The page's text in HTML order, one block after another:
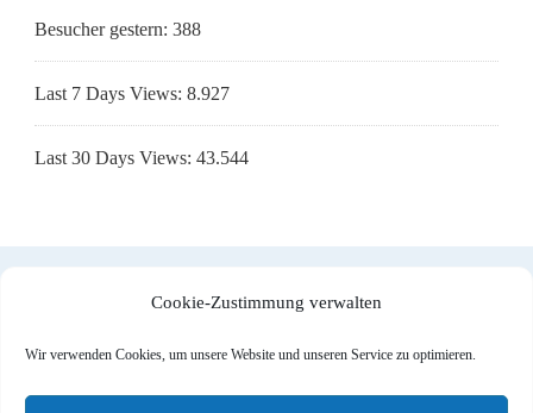
Cookie-Zustimmung verwalten
Wir verwenden Cookies, um unsere Website und unseren Service zu optimieren.
Besucher gestern: 388
Last 7 Days Views: 8.927
Last 30 Days Views: 43.544